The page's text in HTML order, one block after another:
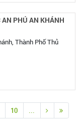
PHÚ AN KHÁNH
Thành Phố Thủ
10 ...